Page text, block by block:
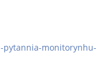
pytannia-monitorynhu-